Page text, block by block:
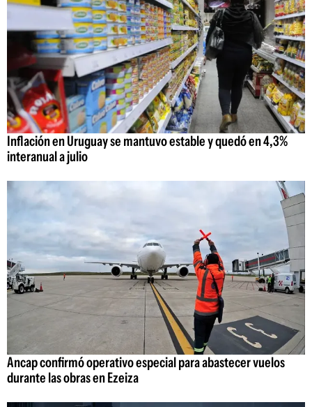
Inflación en Uruguay se mantuvo estable y quedó en 4,3%
interanual a julio
Ancap confirmó operativo especial para abastecer vuelos
durante las obras en Ezeiza